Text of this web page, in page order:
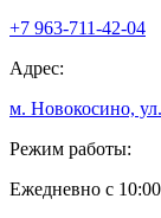
+7 963-711-42-04
Адрес:
м. Новокосино,
Режим работы:
Ежедневно с